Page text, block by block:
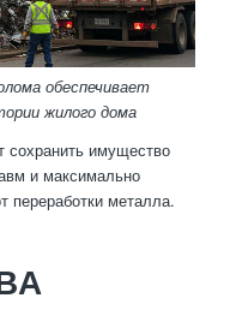
обеспечивает
жилого дома
сохранить имущество
и максимально
переработки металла.